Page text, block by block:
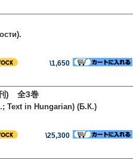
\1,650
) 全3巻
Text in Hungarian) (Б.К.)
\25,300